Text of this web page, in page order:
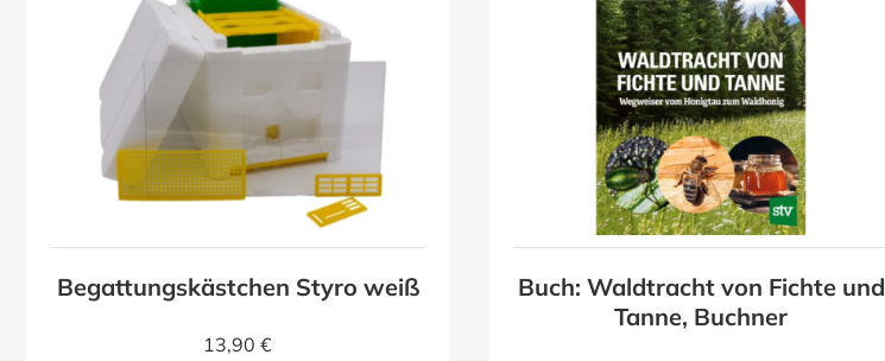
Begattungskästchen Styro weiß
13,90 €
Buch: Waldtracht von Fichte und
Tanne, Buchner